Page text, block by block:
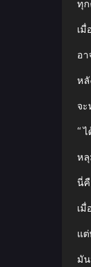
ทุก
เ
อา
หลั
จ
“
ห
นี่
เ
แ
มั